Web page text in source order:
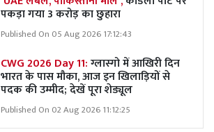
पकड़ा गया 3 करोड़ का छुहारा
Published On 05 Aug 2026 17:12:43
CWG 2026 Day 11:ग्लास्गो में आखिरी दिन
भारत के पास मौका, आज इन खिलाड़ियों से
पदक की उम्मीद; देखें पूरा शेड्यूल
Published On 02 Aug 2026 11:12:25